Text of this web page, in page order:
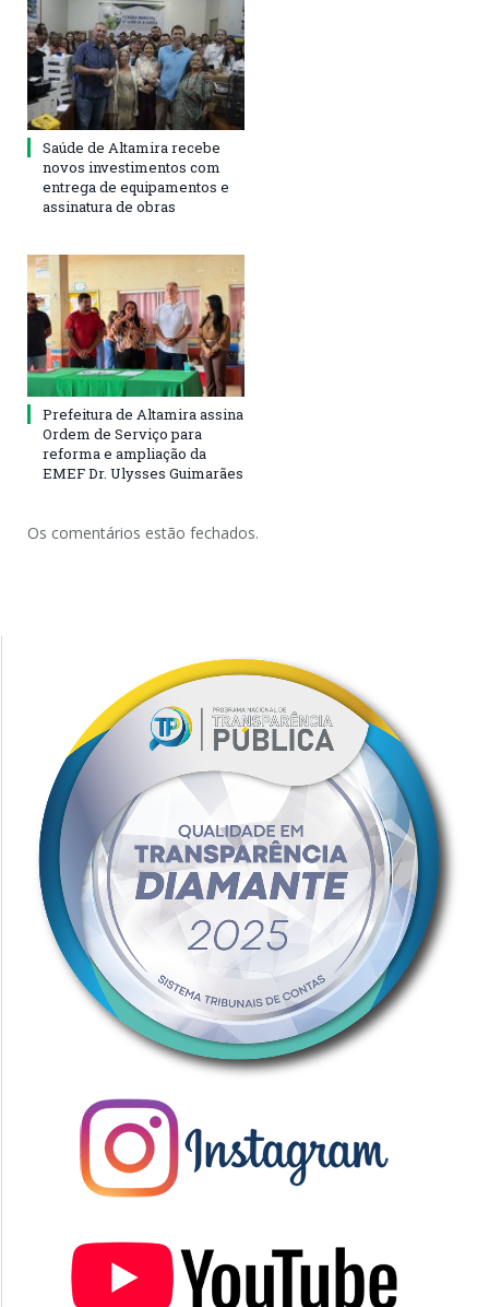
Saúde de Altamira recebe
novos investimentos com
entrega de equipamentos e
assinatura de obras
Prefeitura de Altamira assina
Ordem de Serviço para
reforma e ampliação da
EMEF Dr. Ulysses Guimarães
Os comentários estão fechados.